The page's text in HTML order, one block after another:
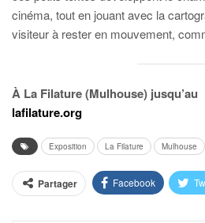
cinéma, tout en jouant avec la
visiteur à rester en mouvement,
À La Filature (Mulhouse) jusqu’au
lafilature.org
Exposition La Filature Mulhouse
Partager Facebook